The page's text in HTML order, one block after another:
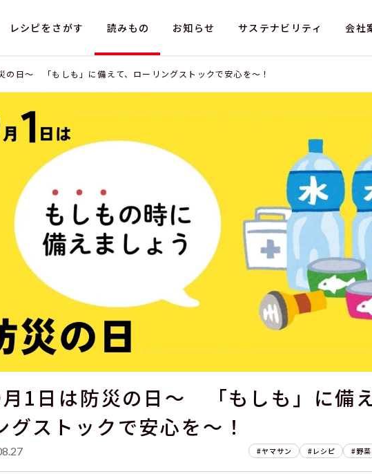
レシピをさがす 読みもの お知らせ サステナビリティ 会社
企業情報
採用情報
お問い合わせ（採用）
法人のお客さま
お問い合わせ（お
の日～ 「もしも」に備えて、ローリングストックで安心を～！
1日は防災の日～ 「もしも」に備
グストックで安心を～！
ヤマサン レシピ 野菜